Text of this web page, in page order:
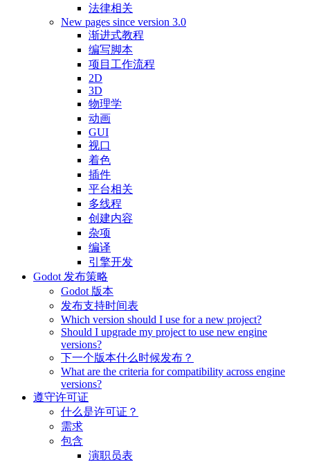
法律相关
New pages since version 3.0
渐进式教程
编写脚本
项目工作流程
2D
3D
物理学
动画
GUI
视口
着色
插件
平台相关
多线程
创建内容
杂项
编译
引擎开发
Godot 发布策略
Godot 版本
发布支持时间表
Which version should I use for a new project?
Should I upgrade my project to use new engine
versions?
下一个版本什么时候发布？
What are the criteria for compatibility across engine
versions?
遵守许可证
什么是许可证？
需求
包含
演职员表